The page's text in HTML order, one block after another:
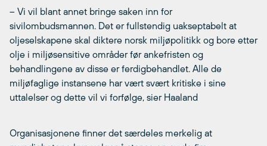
– Vi vil blant annet bringe saken inn for
sivilombudsmannen. Det er fullstendig uakseptabelt at
oljeselskapene skal diktere norsk miljøpolitikk og bore etter
olje i miljøsensitive områder før ankefristen og
behandlingene av disse er ferdigbehandlet. Alle de
miljøfaglige instansene har vært svært kritiske i sine
uttalelser og dette vil vi forfølge, sier Haaland
Organisasjonene finner det særdeles merkelig at